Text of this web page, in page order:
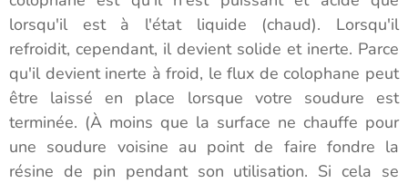
lorsqu'il est à l'état liquide (chaud). Lorsqu'il
refroidit, cependant, il devient solide et inerte. Parce
qu'il devient inerte à froid, le flux de colophane peut
être laissé en place lorsque votre soudure est
terminée. (À moins que la surface ne chauffe pour
une soudure voisine au point de faire fondre la
résine de pin pendant son utilisation. Si cela se